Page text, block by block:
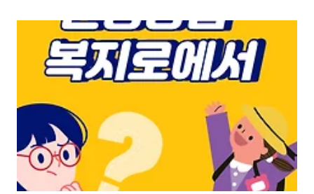
지만 소위 말하는 종일반 연장반은 추가적으로 더 보육을 해주는 것으로 정해
진 시간은 오후4시~저녁 7시 반 입니다. 이떄는 정해진 담임 선생님이 없고 모
든 나이대의 원아들이 모여서 자유롭게 노는 시간이며 연장반 선생님은 안전이
나 싸우지는 않는지, 문제없이 시간을 보내는 것을 우선으로 합니다. 어린이집